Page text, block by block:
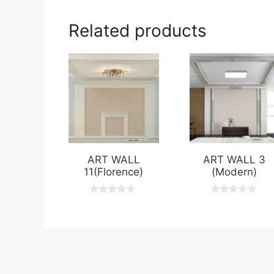
Related products
ART WALL
11(Florence)
ART WALL 3
(Modern)